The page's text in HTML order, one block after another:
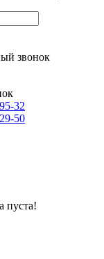
звонок
32
50
пуста!